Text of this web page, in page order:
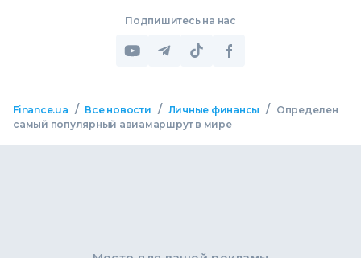
Подпишитесь на нас
Finance.ua / Все новости / Личные финансы /
Определен
самый популярный авиамаршрут в мире